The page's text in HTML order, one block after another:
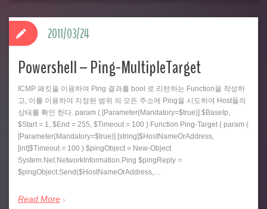
Powershell – Ping-MultipleTarget
ICMP 패킷을 이용하여 Ping 결과를 bool 로 리턴하는 Function을 작성하
고, 이를 이용하여 지정된 범위 의 모든 주소에 Ping을 시도하여 Host들의
상태를 확인 한다. param ( [Parameter(Mandatory=$true)] $BaseIp,
$Start = 1, $End = 255, $Timeout = 100 ) Function Ping-Target { param (
[Parameter(Mandatory=$true)] [string]$HostNameOrAddress,
[int]$Timeout = 100 ) $pingObject = New-Object
System.Net.NetworkInformation.Ping $pingReply =
$pingObject.Send($HostNameOrAddress,…
Read More
2011/03/24